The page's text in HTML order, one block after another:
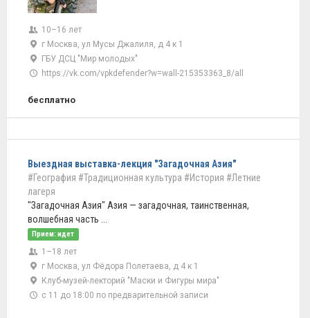
10–16 лет
г Москва, ул Мусы Джалиля, д 4 к 1
ГБУ ДСЦ "Мир молодых"
https://vk.com/vpkdefender?w=wall-215353363_8/all
бесплатно
Выездная выставка-лекция "Загадочная Азия"
#География #Традиционная культура #История #Летние
лагеря
"Загадочная Азия" Азия — загадочная, таинственная,
волшебная часть ...
Прием: идет
1–18 лет
г Москва, ул Фёдора Полетаева, д 4 к 1
Клуб-музей-лекторий "Маски и Фигуры мира"
с 11 до 18:00 по предварительной записи